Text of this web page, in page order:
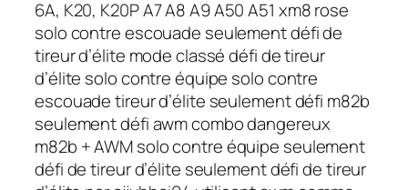
6A, K20, K20P A7 A8 A9 A50 A51 xm8 rose
solo contre escouade seulement défi de
tireur d’élite mode classé défi de tireur
d’élite solo contre équipe solo contre
escouade tireur d’élite seulement défi m82b
seulement défi awm combo dangereux
m82b + AWM solo contre équipe seulement
défi de tireur d’élite seulement défi de tireur